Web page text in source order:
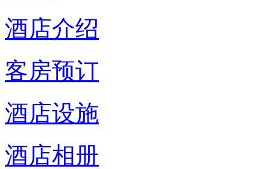
酒店介绍
客房预订
酒店设施
酒店相册